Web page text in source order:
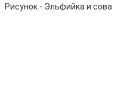
Рисунок - Эльфийка и сова